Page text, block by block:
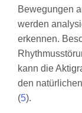
Bewegungen
werden
erkennen.
kann die
den
(5).